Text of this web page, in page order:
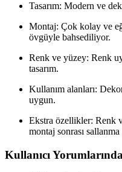
Tasarım: Modern ve
Montaj: Çok kolay ve
övgüyle bahsediliyor.
Renk ve yüzey: Renk
tasarım.
Kullanım alanları:
uygun.
Ekstra özellikler: Renk
montaj sonrası sallanma
Kullanıcı